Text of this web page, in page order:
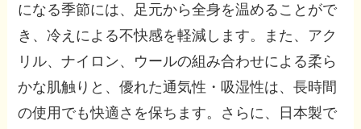
になる季節には、足元から全身を温めることがで
き、冷えによる不快感を軽減します。また、アク
リル、ナイロン、ウールの組み合わせによる柔ら
かな肌触りと、優れた通気性・吸湿性は、長時間
の使用でも快適さを保ちます。さらに、日本製で